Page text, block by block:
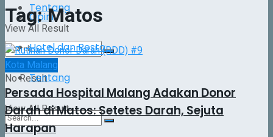
Tentang
No Result
View All Result
Opini
Hotel dan Resto
Tentang
View All Result
Tag:Matos
Kota Malang
Persada Hospital Malang Adakan Donor
Darah di Matos: Setetes Darah, Sejuta
Harapan